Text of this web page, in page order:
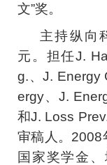
文”奖。
主持纵向
元。担任J.
g.、J. Energy
ergy、J.
和J. Loss
审稿人。2008
国家奖学金